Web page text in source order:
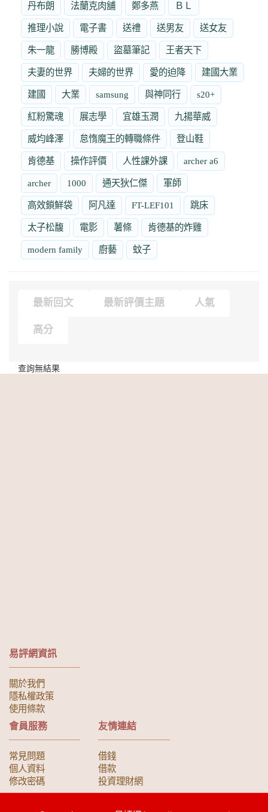
丹布朗 法蘭克肉舖 鄭多燕 ＢＬ
推理小說 電子書 送禮 送男友 送女友
朱一龍 勝博殿 盜墓筆記 王者天下
夫妻的世界 夫婦的世界 愛的迫降 建國大業
建國 大業 samsung 與神同行 s20+
紅粉驚魂 展志學 宜雄玉潤 九揚華威
威均峰澤 怠惰魔王的轉職條件 登山鞋
肯德基 操作評價 人性課外課 archer a6
archer 1000 通天狄仁傑 軍師
高效鎖鮮袋 阿凡達 FT-LEF101 跳床
太子松馥 電影 薯條 肯德基的炸雞
modern family 廚藝 蚊子
最新回文 最新評價主題 人氣
高分
查詢無結果
易評網資訊
關於我們
隱私權政策
使用條款
會員服務
常見問題
個人資料
修改密碼
友情連結
借錢
借款
投資理財網